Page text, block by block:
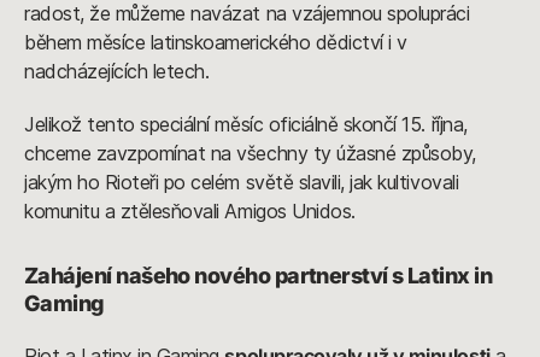
radost, že můžeme navázat na vzájemnou spolupráci
během měsíce latinskoamerického dědictví i v
nadcházejících letech.
Jelikož tento speciální měsíc oficiálně skončí 15. října,
chceme zavzpomínat na všechny ty úžasné způsoby,
jakým ho Rioteři po celém světě slavili, jak kultivovali
komunitu a ztělesňovali Amigos Unidos.
Zahájení našeho nového partnerství s Latinx in
Gaming